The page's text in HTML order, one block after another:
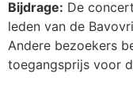
Bijdrage: De
leden van de
Andere bezoekers
toegangsprijs voor